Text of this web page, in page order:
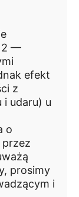
2 —
efekt
z
i udaru) u
o
prosimy
i